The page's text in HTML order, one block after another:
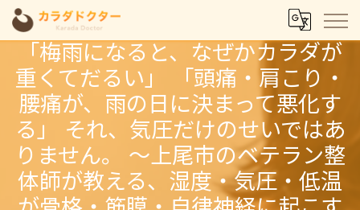
「梅雨になると、なぜかカラダが
重くてだるい」 「頭痛・肩こり・
腰痛が、雨の日に決まって悪化す
る」 それ、気圧だけのせいではあ
りません。 〜上尾市のベテラン整
体師が教える、湿度・気圧・低温